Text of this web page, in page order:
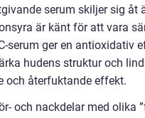
serum skiljer sig åt
är känt för att vara
serum ger en antioxidativ
hudens struktur och
och återfuktande effekt.
och nackdelar med olika